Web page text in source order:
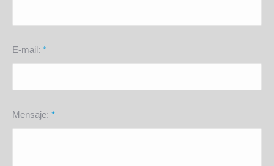
E-mail: *
Mensaje: *